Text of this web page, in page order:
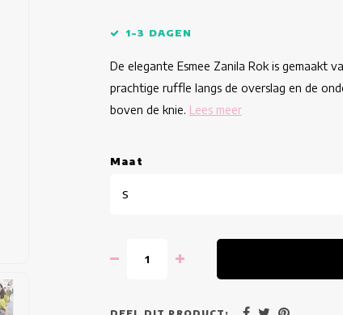
1-3 DAGEN
De elegante Esmee Zanila Rok is gemaakt
prachtige ruffle langs de overslag en de
boven de knie. Lees meer
Maat
S
DEEL DIT PRODUCT: